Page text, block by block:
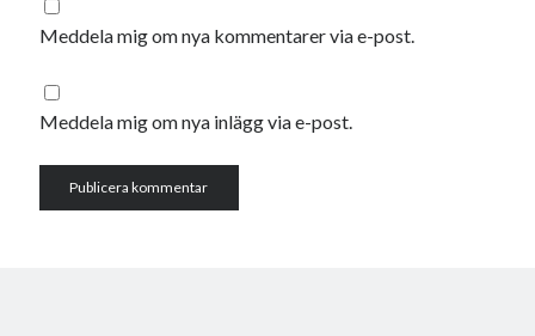
Meddela mig om nya kommentarer via e-post.
Meddela mig om nya inlägg via e-post.